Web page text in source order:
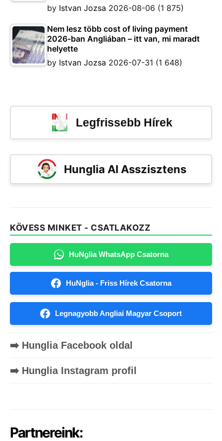
by Istvan Jozsa 2026-08-06 (1 875)
Nem lesz több cost of living payment
2026-ban Angliában – itt van, mi maradt
helyette
by Istvan Jozsa 2026-07-31 (1 648)
Legfrissebb Hírek
Hunglia AI Asszisztens
KÖVESS MINKET - CSATLAKOZZ
HuNglia WhatsApp Csatorna
HuNglia - Friss Hírek Csatorna
Legnagyobb Angliai Magyar Csoport
➡️ Hunglia Facebook oldal
➡️ Hunglia Instagram profil
Partnereink: